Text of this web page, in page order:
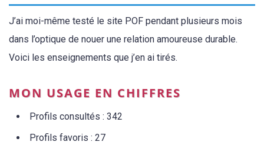
J’ai moi-même testé le site POF pendant plusieurs mois
dans l’optique de nouer une relation amoureuse durable.
Voici les enseignements que j’en ai tirés.
MON USAGE EN CHIFFRES
Profils consultés : 342
Profils favoris : 27